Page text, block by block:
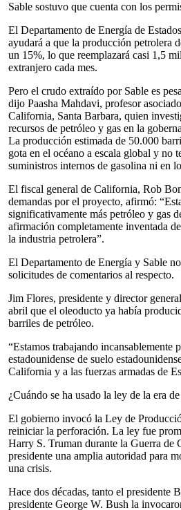
Sable sostuvo que cuenta con los
El Departamento de Energía de
ayudará a que la producción petrolera
un 15%, lo que reemplazará casi 1,5
extranjero cada mes.
Pero el crudo extraído por Sable es
dijo Paasha Mahdavi, profesor
California, Santa Barbara, quien
recursos de petróleo y gas en la
La producción estimada de 50.000
gota en el océano a escala global y no
suministros internos de gasolina ni en
El fiscal general de California, Rob
demandas por el proyecto, afirmó:
significativamente más petróleo y gas
afirmación completamente inventada
la industria petrolera”.
El Departamento de Energía y Sable
solicitudes de comentarios al respecto.
Jim Flores, presidente y director
abril que el oleoducto ya había
barriles de petróleo.
“Estamos trabajando incansablemente
estadounidense de suelo
California y a las fuerzas armadas de
¿Cuándo se ha usado la ley de la era
El gobierno invocó la Ley de
reiniciar la perforación. La ley fue
Harry S. Truman durante la Guerra de
presidente una amplia autoridad para
una crisis.
Hace dos décadas, tanto el presidente
presidente George W. Bush la